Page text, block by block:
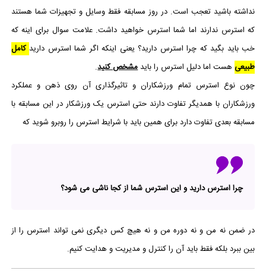
نداشته باشید تعجب است. در روز مسابقه فقط وسایل و تجهیزات شما هستند
که استرس ندارند اما شما استرس خواهید داشت. علامت سوال برای اینه که
خب باید بگید که چرا استرس دارید؟ یعنی اینکه اگر شما استرس دارید کامل
طبیعی هست اما دلیل استرس را بایدمشخص کنید.
چون نوع استرس تمام ورزشکاران و تاثیرگذاری آن روی ذهن و عملکرد
ورزشکاران با همدیگر تفاوت دارند حتی استرس یک ورزشکار در این مسابقه با
مسابقه بعدی تفاوت دارد برای همین باید با شرایط استرس را روبرو شوید که
چرا استرس دارید و این استرس شما از کجا ناشی می شود؟
در ضمن نه من و نه دوره من و نه هیچ کس دیگری نمی تواند استرس را از
بین ببرد بلکه فقط باید آن را کنترل و مدیریت و هدایت کنیم.